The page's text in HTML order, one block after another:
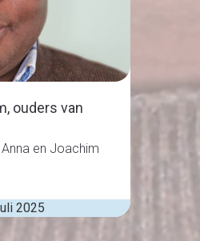
ouders van
en Joachim
2025